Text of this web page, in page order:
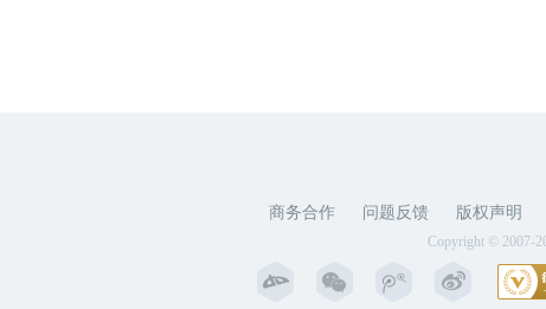
商务合作 问题反馈 版权声明
Copyright © 2007-